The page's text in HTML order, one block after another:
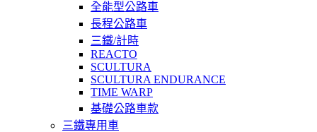
全能型公路車
長程公路車
三鐵/計時
REACTO
SCULTURA
SCULTURA ENDURANCE
TIME WARP
基礎公路車款
三鐵專用車